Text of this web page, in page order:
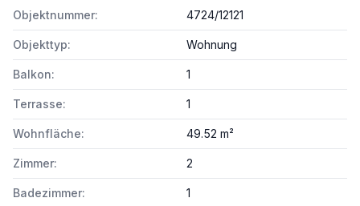
Objektnummer: 4724/12121
Objekttyp: Wohnung
Balkon: 1
Terrasse: 1
Wohnfläche: 49.52 m²
Zimmer: 2
Badezimmer: 1